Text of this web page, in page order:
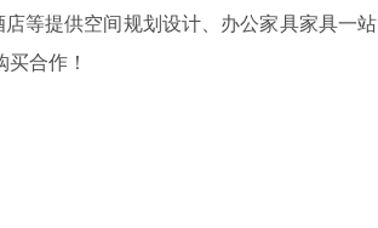
等提供空间规划设计、办公家具家具一站
合作！